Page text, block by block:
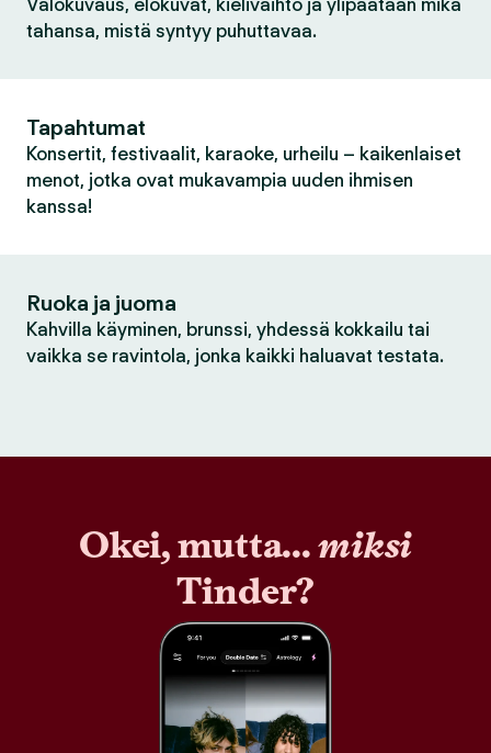
Valokuvaus, elokuvat, kielivaihto ja ylipäätään mikä
tahansa, mistä syntyy puhuttavaa.
Tapahtumat
Konsertit, festivaalit, karaoke, urheilu – kaikenlaiset
menot, jotka ovat mukavampia uuden ihmisen
kanssa!
Ruoka ja juoma
Kahvilla käyminen, brunssi, yhdessä kokkailu tai
vaikka se ravintola, jonka kaikki haluavat testata.
Okei, mutta...miksi
Tinder?